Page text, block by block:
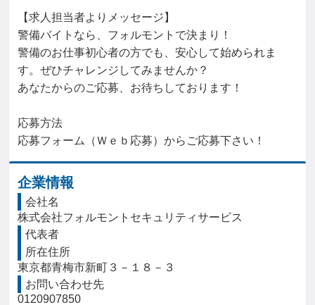
【求人担当者よりメッセージ】
警備バイトなら、フォルモントで決まり！
警備のお仕事初心者の方でも、安心して始められま
す。ぜひチャレンジしてみませんか？
あなたからのご応募、お待ちしております！
応募方法
応募フォーム（Ｗｅｂ応募）からご応募下さい！
企業情報
会社名
株式会社フォルモントセキュリティサービス
代表者
所在住所
東京都青梅市新町３－１８－３
お問い合わせ先
0120907850